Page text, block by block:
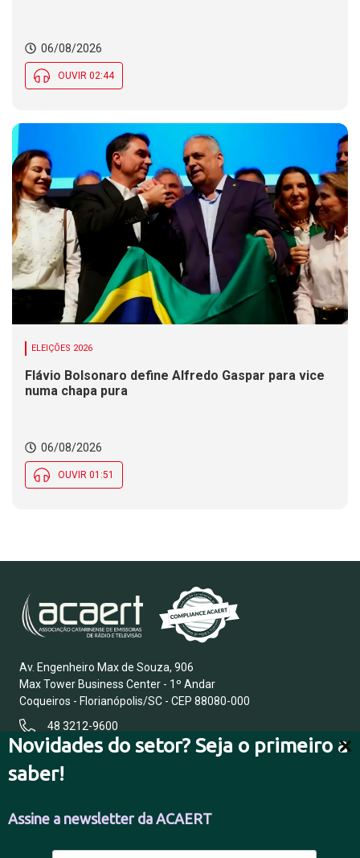
Novidades do setor? Seja o primeiro a
saber!
Assine a newsletter da ACAERT
06/08/2026
OUVIR 02:44
ELEIÇÕES 2026
Flávio Bolsonaro define Alfredo Gaspar para vice
numa chapa pura
06/08/2026
OUVIR 01:51
Av. Engenheiro Max de Souza, 906
Max Tower Business Center - 1º Andar
Coqueiros - Florianópolis/SC - CEP 88080-000
48 3212-9600
FALE CONOSCO